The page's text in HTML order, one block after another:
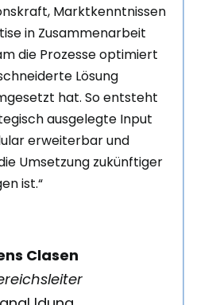
Marktkenntnissen
in Zusammenarbeit
die Prozesse optimiert
Lösung
hat. So entsteht
ausgelegte Input
erweiterbar und
Umsetzung zukünftiger
ist.“
Clasen